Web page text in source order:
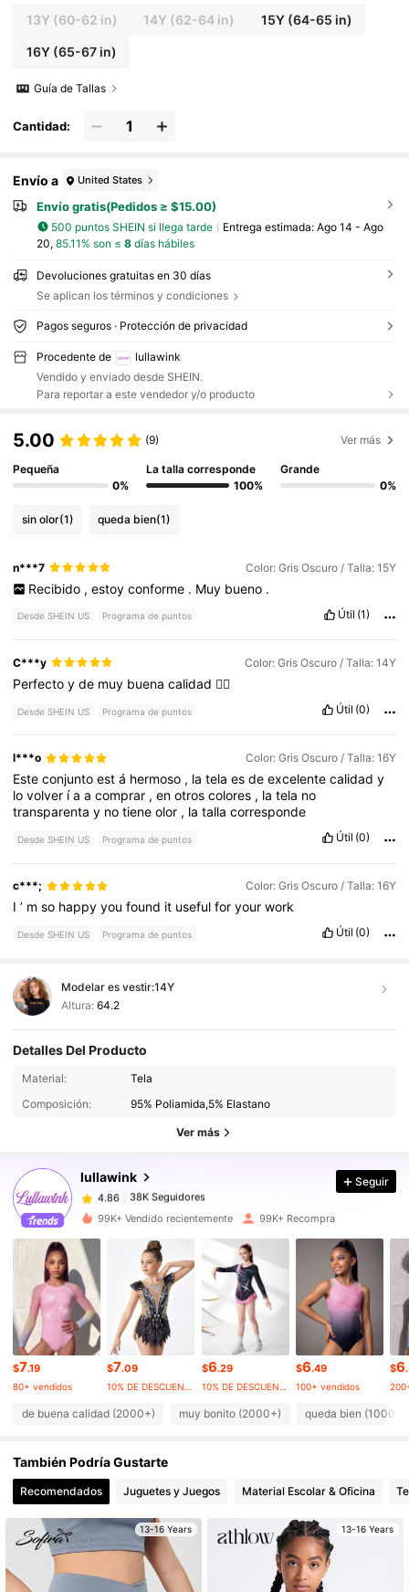
13Y (60-62 in) 14Y (62-64 in) 15Y(64-65 in)
16Y(65-67 in)
Guía de Tallas
Cantidad:
Envío a United States
Envío gratis(Pedidos ≥ $15.00)
500 puntos SHEIN si llega tarde Entrega estimada: Ago 14 - Ago
20, 85.11% son ≤ 8días hábiles
Devoluciones gratuitas en 30 días
Se aplican los términos y condiciones
Pagos seguros · Protección de privacidad
Procedente de
lullawink
Vendido y enviado desde SHEIN.
Para reportar a este vendedor y/o producto
5.00 (9) Ver más
Pequeña
0%
La talla corresponde
100%
Grande
0%
sin olor(1) queda bien(1)
n***7 Color: Gris Oscuro / Talla: 15Y
Recibido , estoy conforme . Muy bueno .
Desde SHEIN US Programa de puntos Útil (1)
C***y Color: Gris Oscuro / Talla: 14Y
Perfectoyde muy buenacalidad 👌🏽
Desde SHEIN US Programa de puntos Útil (0)
l***o Color: Gris Oscuro / Talla: 16Y
Esteconjuntoestá hermoso , latelaesdeexcelentecalidady
lovolver íaacomprar ,enotroscolores , latela no
transparentay notieneolor , latallacorresponde
Desde SHEIN US Programa de puntos Útil (0)
c***; Color: Gris Oscuro / Talla: 16Y
I’ mso happyyoufound it usefulforyourwork
Desde SHEIN US Programa de puntos Útil (0)
Modelar es vestir:14Y
Altura: 64.2
Detalles Del Producto
Material:
Tela
Composición:
95% Poliamida,5% Elastano
Ver más
lullawink
38K Seguidores
38K Seguidores
4.86 38K Seguidores
38K Seguidores
38K Seguidores
4.86 38K Seguidores
38K Seguidores
4.86
38K Seguidores
Seguir
99K+ Vendido recientemente 99K+ Recompra
$7.19
80+ vendidos
$7.09
10% DE DESCUENTO
$6.29
10% DE DESCUENTO
$6.49
100+ vendidos
$6
de buena calidad (2000+) muy bonito (2000+) queda bien (1000+)
También Podría Gustarte
Recomendados Juguetes y Juegos Material Escolar & Oficina
13-16 Years 13-16 Years